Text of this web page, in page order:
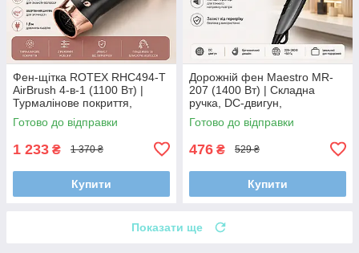
Фен-щітка ROTEX RHC494-T
AirBrush 4-в-1 (1100 Вт) |
Турмалінове покриття,
плойка, гребінці та
поворотний шнур 360°
Готово до відправки
1 233 ₴ 1 370 ₴
Купити
Дорожній фен Maestro MR-
207 (1400 Вт) | Складна
ручка, DC-двигун,
концентратор, 2 швидкості
Готово до відправки
476 ₴ 529 ₴
Купити
Показати ще